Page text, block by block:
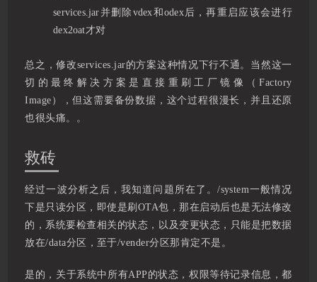
services.jar并删除vdex和odex后，再重启应该会进行
dex2oat才对
总之，修改services.jar的方案这种情况下行不通。当然这一
切的最终解决方案是直接重刷工厂镜像（Factory
Image），但这需要备份数据，这个过程很漫长，并且还原
也很头痛。。
救砖
经过一波分析之后，我知道问题所在了。/system一般情况
下是只读分区，即使是刷OTA包，那在启动后也是无法修改
的，系统要检查相关的状态，以及变更状态，只能是把数据
放在/data分区，至于/vender分区那肯定不是。
是的，关于系统中所有APP的状态，权限等待记录信息，都